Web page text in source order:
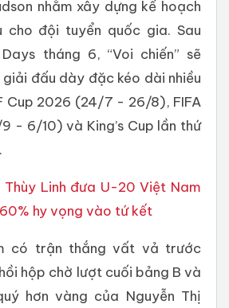
nhằm xây dựng kế hoạch
cho đội tuyển quốc gia. Sau
tháng 6, “Voi chiến” sẽ
đấu dày đặc kéo dài nhiều
Cup 2026 (24/7 - 26/8), FIFA
9 - 6/10) và King’s Cup lần thứ
Linh đưa U-20 Việt Nam
hy vọng vào tứ kết
có trận thắng vất vả trước
hộp chờ lượt cuối bảng B và
hơn vàng của Nguyễn Thị